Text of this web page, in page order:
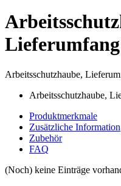
Arbeitsschutzhaube,
Arbeitsschutzhaube,
Produktmerkmale
Zusätzliche Information
Zubehör
FAQ
(Noch) keine Einträge